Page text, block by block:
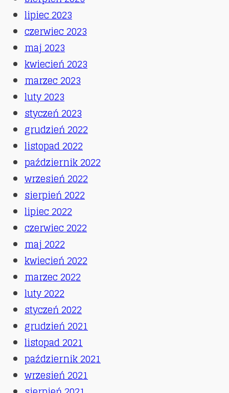
lipiec 2023
czerwiec 2023
maj 2023
kwiecień 2023
marzec 2023
luty 2023
styczeń 2023
grudzień 2022
listopad 2022
październik 2022
wrzesień 2022
sierpień 2022
lipiec 2022
czerwiec 2022
maj 2022
kwiecień 2022
marzec 2022
luty 2022
styczeń 2022
grudzień 2021
listopad 2021
październik 2021
wrzesień 2021